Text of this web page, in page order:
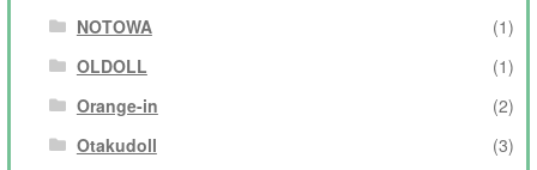
NOTOWA
(1)
OLDOLL
(1)
Orange-in
(2)
Otakudoll
(3)